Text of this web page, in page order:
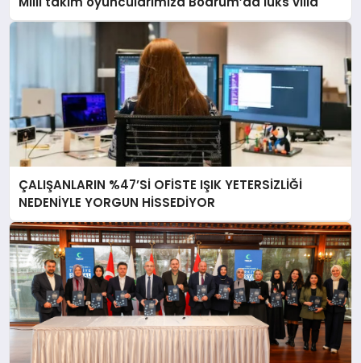
ÇALIŞANLARIN %47’Sİ OFİSTE IŞIK YETERSİZLİĞİ
NEDENİYLE YORGUN HİSSEDİYOR